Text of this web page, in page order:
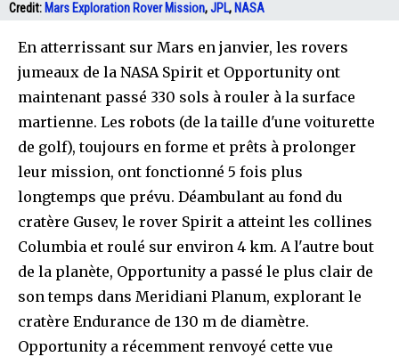
Credit: Mars Exploration Rover Mission,JPL, NASA
En atterrissant sur Mars en janvier, les rovers
jumeaux de la NASA Spirit et Opportunity ont
maintenant passé 330 sols à rouler à la surface
martienne. Les robots (de la taille d'une voiturette
de golf), toujours en forme et prêts à prolonger
leur mission, ont fonctionné 5 fois plus
longtemps que prévu. Déambulant au fond du
cratère Gusev, le rover Spirit a atteint les collines
Columbia et roulé sur environ 4 km. A l'autre bout
de la planète, Opportunity a passé le plus clair de
son temps dans Meridiani Planum, explorant le
cratère Endurance de 130 m de diamètre.
Opportunity a récemment renvoyé cette vue